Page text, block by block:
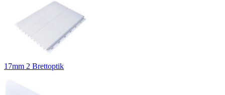
17mm 2 Brettoptik